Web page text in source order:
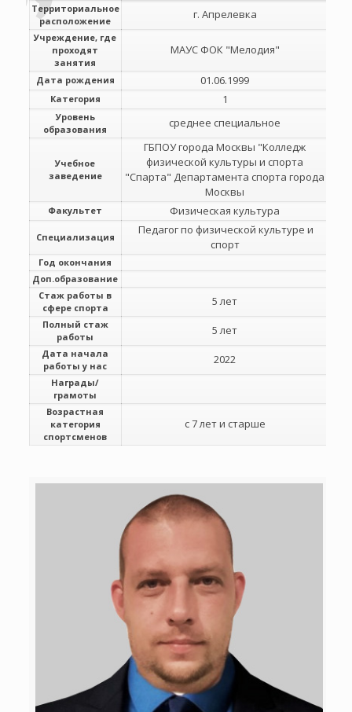
Территориальное
расположение
г. Апрелевка
Учреждение, где
проходят
занятия
МАУС ФОК "Мелодия"
Дата рождения 01.06.1999
Категория 1
Уровень
образования
среднее специальное
Учебное
заведение
ГБПОУ города Москвы "Колледж
физической культуры и спорта
"Спарта" Департамента спорта города
Москвы
Факультет Физическая культура
Специализация
Педагог по физической культуре и
спорт
Год окончания
Доп.образование
Стаж работы в
сфере спорта
5 лет
Полный стаж
работы
5 лет
Дата начала
работы у нас
2022
Награды/
грамоты
Возрастная
категория
спортсменов
с 7 лет и старше